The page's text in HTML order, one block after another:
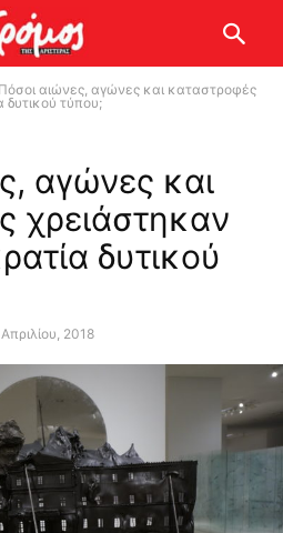
Πόσοι αιώνες, αγώνες και καταστροφές
δυτικού τύπου;
αγώνες και
χρειάστηκαν
δυτικού
2018